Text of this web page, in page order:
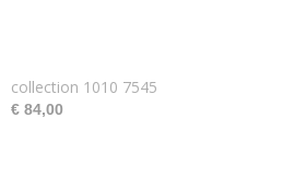
collection 1010 7545
€ 84,00